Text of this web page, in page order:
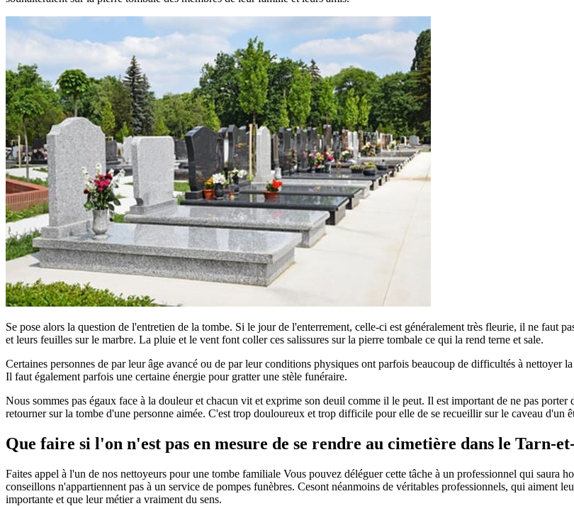
Se pose alors la question de l'entretien de la tombe. Si le jour de l'enterrement, celle-ci est généralement très fleurie, il ne faut
et leurs feuilles sur le marbre. La pluie et le vent font coller ces salissures sur la pierre tombale ce qui la rend terne et sale.
Certaines personnes de par leur âge avancé ou de par leur conditions physiques ont parfois beaucoup de difficultés à nettoyer
Il faut également parfois une certaine énergie pour gratter une stèle funéraire.
Nous sommes pas égaux face à la douleur et chacun vit et exprime son deuil comme il le peut. Il est important de ne pas
retourner sur la tombe d'une personne aimée. C'est trop douloureux et trop difficile pour elle de se recueillir sur le caveau
Que faire si l'on n'est pas en mesure de se rendre au cimetière dans le Tarn-
Faites appel à l'un de nos nettoyeurs pour une tombe familiale Vous pouvez déléguer cette tâche à un professionnel qui saura
conseillons n'appartiennent pas à un service de pompes funèbres. Cesont néanmoins de véritables professionnels, qui aiment
importante et que leur métier a vraiment du sens.